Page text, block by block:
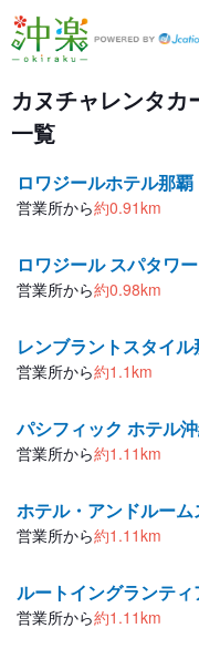
カヌチャレンタカー空港
カヌチャレンタ
一覧
ロワジールホテル那覇
営業所から約0.91km
ロワジール スパタワ
営業所から約0.98km
レンブラントスタイル
営業所から約1.1km
パシフィック ホテル
営業所から約1.11km
ホテル・アンドルーム
営業所から約1.11km
ルートイングランテ
営業所から約1.11km